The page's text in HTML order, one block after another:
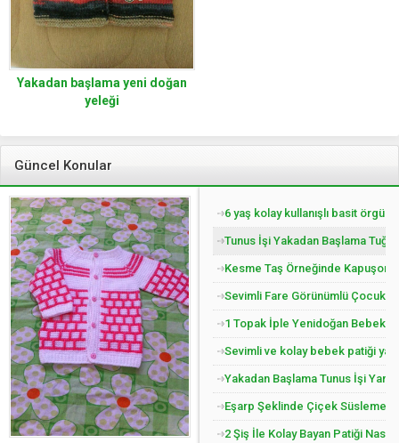
Yakadan başlama yeni doğan
yeleği
Güncel Konular
6 yaş kolay kullanışlı basit örgü
Tunus İşi Yakadan Başlama
Kesme Taş Örneğinde
Sevimli Fare Görünümlü Çocuk
1 Topak İple Yenidoğan Bebek
Sevimli ve kolay bebek patiği
Yakadan Başlama Tunus İşi
Eşarp Şeklinde Çiçek Süslemeli
2 Şiş İle Kolay Bayan Patiği Nasıl